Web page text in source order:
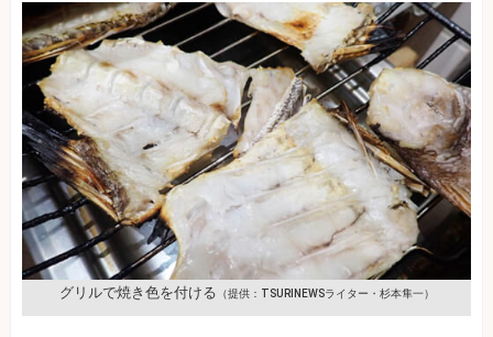
グリルで焼き色を付ける （提供：TSURINEWSライター・杉本隼一）